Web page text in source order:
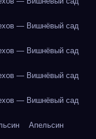
— Вишнёвый сад
— Вишнёвый сад
— Вишнёвый сад
— Вишнёвый сад
Апельсин